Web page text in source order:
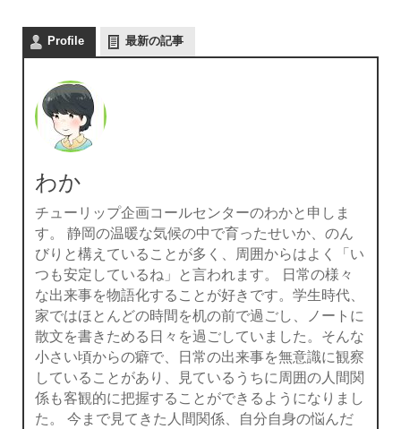
Profile 最新の記事
わか
チューリップ企画コールセンターのわかと申しま
す。 静岡の温暖な気候の中で育ったせいか、のん
びりと構えていることが多く、周囲からはよく「い
つも安定しているね」と言われます。 日常の様々
な出来事を物語化することが好きです。学生時代、
家ではほとんどの時間を机の前で過ごし、ノートに
散文を書きためる日々を過ごしていました。そんな
小さい頃からの癖で、日常の出来事を無意識に観察
していることがあり、見ているうちに周囲の人間関
係も客観的に把握することができるようになりまし
た。 今まで見てきた人間関係、自分自身の悩んだ